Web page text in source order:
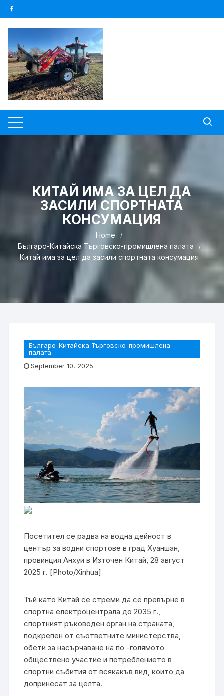
Skip
to
content
КИТАЙ ИМА ЗА ЦЕЛ ДА
ЗАСИЛИ СПОРТНАТА
КОНСУМАЦИЯ
Home
Българо-Китайска Търговско-промишлена палaта
Китай има за цел да засили спортната консумация
Българо-Китайска Търговско-промишлена
палaта
September 10, 2025
Посетител се радва на водна дейност в
център за водни спортове в град Хуаншан,
провинция Анхуи в Източен Китай, 28 август
2025 г. [Photo/Xinhua]
Тъй като Китай се стреми да се превърне в
спортна електроцентрала до 2035 г.,
спортният ръководен орган на страната,
подкрепен от съответните министерства,
обети за насърчаване на по -голямото
обществено участие и потреблението в
спортни събития от всякакъв вид, които да
допринесат за целта.